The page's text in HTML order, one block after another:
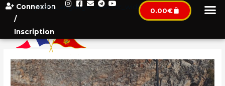
Connexion
/
Inscription
[wpml_language_selector_widget] 0.00€